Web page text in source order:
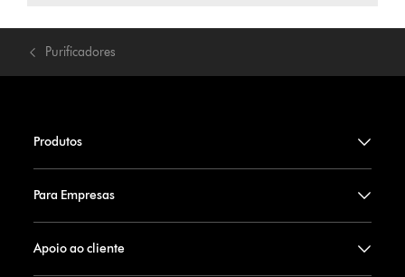
Purificadores
Produtos
Para Empresas
Apoio ao cliente